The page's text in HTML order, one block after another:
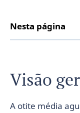
Nesta página
Visão
A otite média